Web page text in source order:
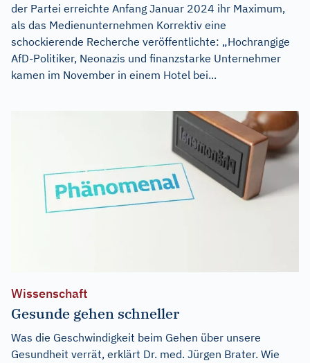
der Partei erreichte Anfang Januar 2024 ihr Maximum,
als das Medienunternehmen Korrektiv eine
schockierende Recherche veröffentlichte: „Hochrangige
AfD-Politiker, Neonazis und finanzstarke Unternehmer
kamen im November in einem Hotel bei...
Wissenschaft
Gesunde gehen schneller
Was die Geschwindigkeit beim Gehen über unsere
Gesundheit verrät, erklärt Dr. med. Jürgen Brater. Wie